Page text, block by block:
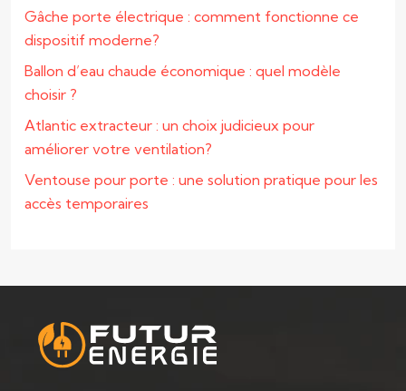
Gâche porte électrique : comment fonctionne ce
dispositif moderne?
Ballon d’eau chaude économique : quel modèle
choisir ?
Atlantic extracteur : un choix judicieux pour
améliorer votre ventilation?
Ventouse pour porte : une solution pratique pour les
accès temporaires